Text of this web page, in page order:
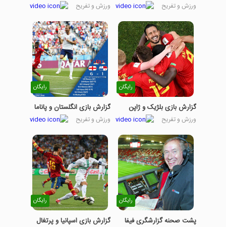
ورزش و تفریح ورزش و تفریح
رایگان
گزارش بازی بلژیک و ژاپن
ورزش و تفریح
رایگان
گزارش بازی انگلستان و پاناما
ورزش و تفریح
رایگان
پشت صحنه گزارشگری فیفا
رایگان
گزارش بازی اسپانیا و پرتغال